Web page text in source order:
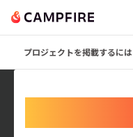
プロジェクトを掲載するには